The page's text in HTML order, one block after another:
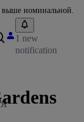
выше номинальной.
1 new
notification